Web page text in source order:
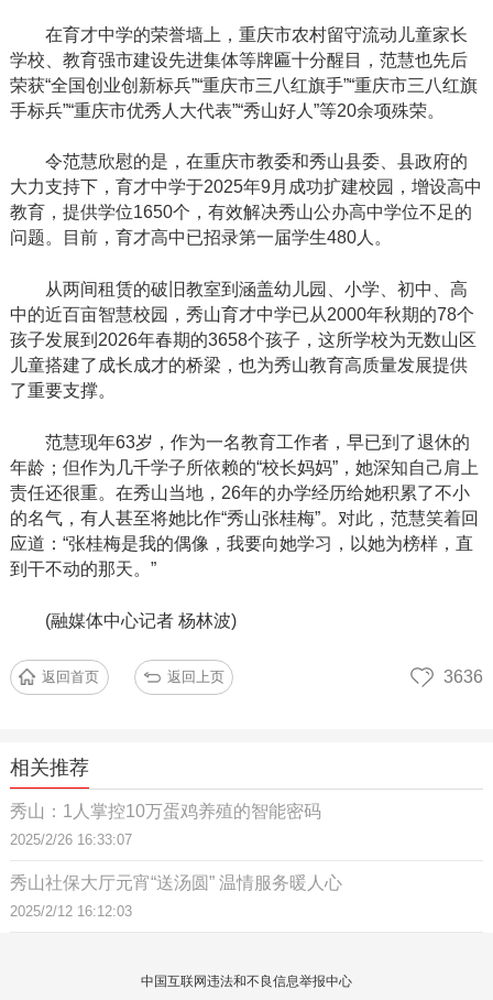
在育才中学的荣誉墙上，重庆市农村留守流动儿童家长
学校、教育强市建设先进集体等牌匾十分醒目，范慧也先后
荣获“全国创业创新标兵”“重庆市三八红旗手”“重庆市三八红旗
手标兵”“重庆市优秀人大代表”“秀山好人”等20余项殊荣。
令范慧欣慰的是，在重庆市教委和秀山县委、县政府的
大力支持下，育才中学于2025年9月成功扩建校园，增设高中
教育，提供学位1650个，有效解决秀山公办高中学位不足的
问题。目前，育才高中已招录第一届学生480人。
从两间租赁的破旧教室到涵盖幼儿园、小学、初中、高
中的近百亩智慧校园，秀山育才中学已从2000年秋期的78个
孩子发展到2026年春期的3658个孩子，这所学校为无数山区
儿童搭建了成长成才的桥梁，也为秀山教育高质量发展提供
了重要支撑。
范慧现年63岁，作为一名教育工作者，早已到了退休的
年龄；但作为几千学子所依赖的“校长妈妈”，她深知自己肩上
责任还很重。在秀山当地，26年的办学经历给她积累了不小
的名气，有人甚至将她比作“秀山张桂梅”。对此，范慧笑着回
应道：“张桂梅是我的偶像，我要向她学习，以她为榜样，直
到干不动的那天。”
(融媒体中心记者 杨林波)
返回首页 返回上页 3636
相关推荐
秀山：1人掌控10万蛋鸡养殖的智能密码
2025/2/26 16:33:07
秀山社保大厅元宵“送汤圆” 温情服务暖人心
2025/2/12 16:12:03
中国互联网违法和不良信息举报中心